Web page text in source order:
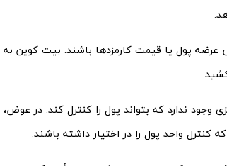
عرضه پول یا قیمت کارمزدها باشند. بیت کوین به
ندارد که بتواند پول را کنترل کند. در عوض،
واحد پول را در اختیار داشته باشند.